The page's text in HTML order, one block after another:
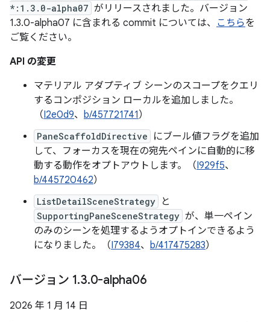
*:1.3.0-alpha07 がリリースされました。バージョン
1.3.0-alpha07 に含まれる commit については、 こちらを
ご覧ください。
API の変更
マテリアル アダプティブ シーンのスコープをクエリ
するコンポジション ローカルを追加しました。
（I2e0d9、 b/457721741）
PaneScaffoldDirective
にブール値フラグを追加
して、フォーカスを現在の宛先ペインに自動的に移
動する動作をオプトアウトします。（I929f5、
b/445720462）
ListDetailSceneStrategy と
SupportingPaneSceneStrategy が、単一ペイン
のみのシーンを処理するようオプトインできるよう
になりました。（I79384、 b/417475283）
バージョン 1.3.0-alpha06
2026 年 1 月 14 日